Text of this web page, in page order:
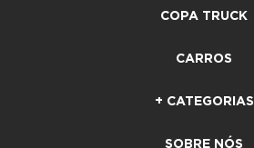
COPA TRUCK
CARROS
+ CATEGORIAS
SOBRE NÓS